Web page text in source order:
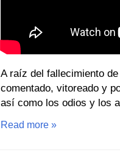
A raíz del fallecimiento
comentado, vitoreado y
así como los odios y los
Read more »